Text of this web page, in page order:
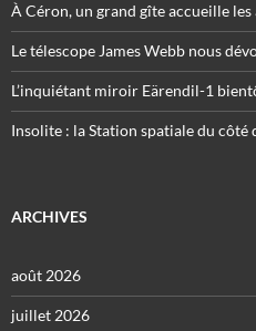
À Céron, un grand gîte accueille
Le télescope James Webb nous
L’inquiétant miroir Eärendil-1
Insolite : la Station spatiale du côté
ARCHIVES
août 2026
juillet 2026